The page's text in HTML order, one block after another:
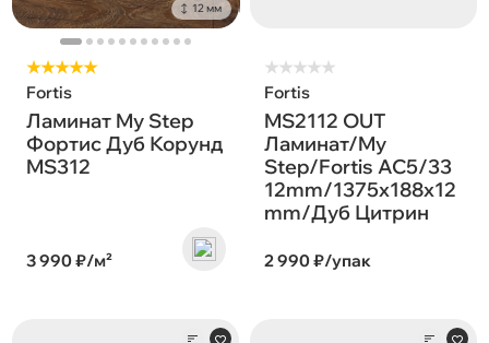
12 мм
★★★★★
Fortis
Ламинат My Step
Фортис Дуб Корунд
MS312
3 990 ₽/м²
★★★★★
Fortis
MS2112 OUT
Ламинат/My
Step/Fortis AC5/33
12mm/1375x188x12
mm/Дуб Цитрин
2 990 ₽/упак